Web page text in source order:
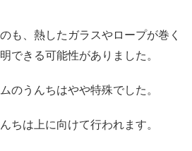
も、熱したガラスやロープが巻く
できる可能性がありました。
のうんちはやや特殊でした。
ちは上に向けて行われます。